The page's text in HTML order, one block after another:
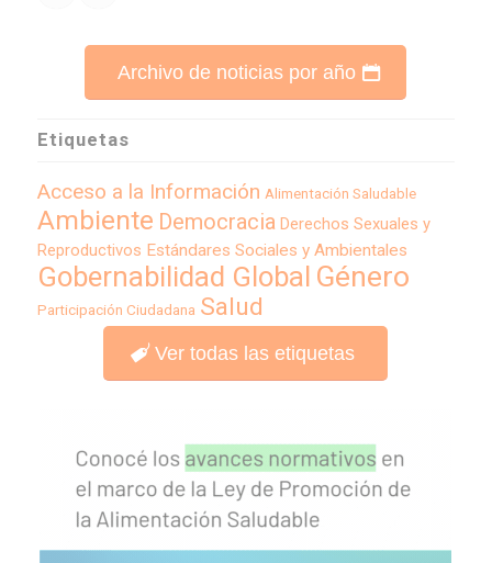
Archivo de noticias por año
Etiquetas
Acceso a la Información Alimentación Saludable
Ambiente Democracia Derechos Sexuales y
Reproductivos Estándares Sociales y Ambientales
Gobernabilidad Global Género
Participación Ciudadana Salud
Ver todas las etiquetas